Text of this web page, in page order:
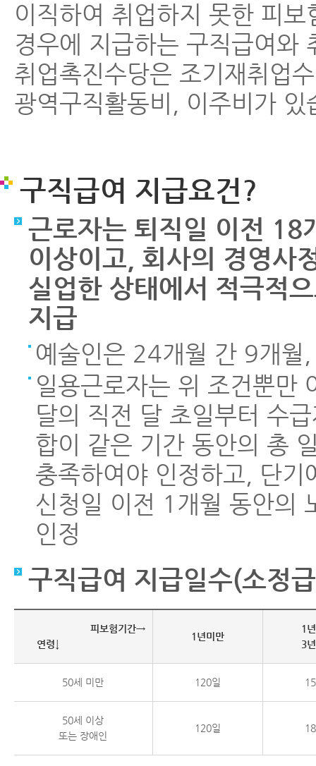
이직하여 취업하지 못한 피
경우에 지급하는 구직급여와
취업촉진수당은 조기재취업
광역구직활동비, 이주비가 있
구직급여 지급요건?
근로자는 퇴직일 이전 18
이상이고, 회사의 경영사
실업한 상태에서 적극적
지급
예술인은 24개월 간 9개
일용근로자는 위 조건뿐만
달의 직전 달 초일부터 수
합이 같은 기간 동안의 총
충족하여야 인정하고, 단
신청일 이전 1개월 동안의
인정
구직급여 지급일수(소정
연령↓
피보험기간→
1년미만
1
3
50세 미만 120일
50세 이상
또는 장애인
120일